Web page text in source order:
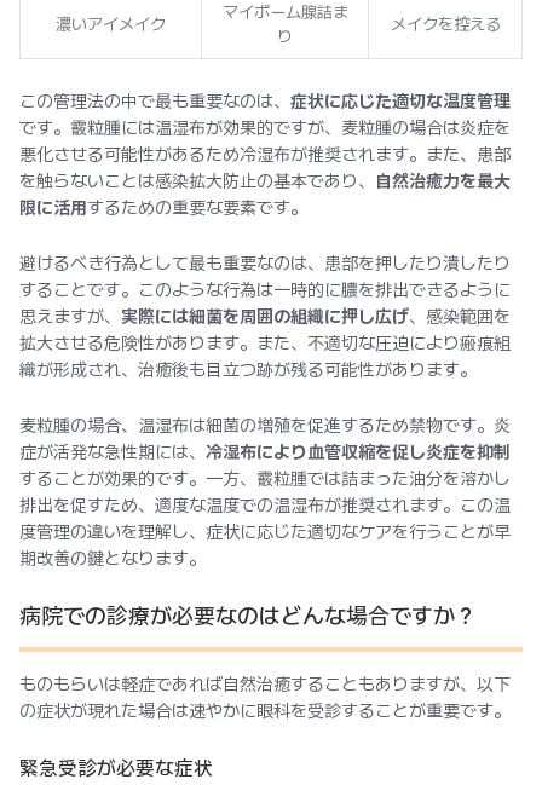
濃いアイメイク
マイボーム腺詰ま
り
メイクを控える
この管理法の中で最も重要なのは、 症状に応じた適切な温度管理
です。霰粒腫には温湿布が効果的ですが、麦粒腫の場合は炎症を
悪化させる可能性があるため冷湿布が推奨されます。また、患部
を触らないことは感染拡大防止の基本であり、
自然治癒力を最大
限に活用 するための重要な要素です。
避けるべき行為として最も重要なのは、患部を押したり潰したり
することです。このような行為は一時的に膿を排出できるように
思えますが、 実際には細菌を周囲の組織に押し広げ、感染範囲を
拡大させる危険性があります。また、不適切な圧迫により瘢痕組
織が形成され、治癒後も目立つ跡が残る可能性があります。
麦粒腫の場合、温湿布は細菌の増殖を促進するため禁物です。炎
症が活発な急性期には、 冷湿布により血管収縮を促し炎症を抑制
することが効果的です。一方、霰粒腫では詰まった油分を溶かし
排出を促すため、適度な温度での温湿布が推奨されます。この温
度管理の違いを理解し、症状に応じた適切なケアを行うことが早
期改善の鍵となります。
病院での診療が必要なのはどんな場合ですか？
ものもらいは軽症であれば自然治癒することもありますが、以下
の症状が現れた場合は速やかに眼科を受診することが重要です。
緊急受診が必要な症状